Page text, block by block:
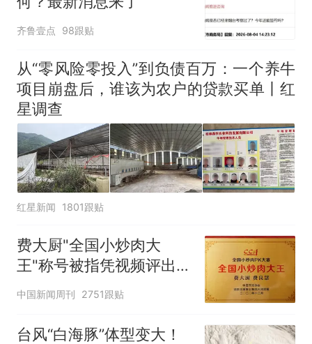
来源：参考消息）
笔试第一被第二名传话劝弃考
因老师一句“跟我回家”改写了
人生
齐鲁壹点 98跟贴
从“零风险零投入”到负债百万：一个养牛
项目崩盘后，谁该为农户的贷款买单丨红
星调查
红星新闻 1801跟贴
费大厨"全国小炒肉大
王"称号被指凭视频评出
官方回应
中国新闻周刊 2751跟贴
台风“白海豚”体型变大！